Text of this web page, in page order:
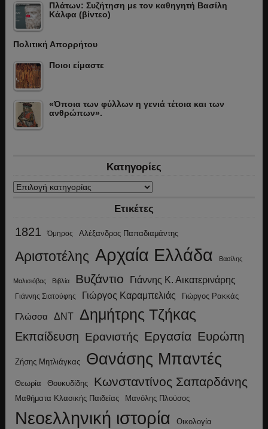
Πλάτων: Συζήτηση με τον καθηγητή Βασίλη
Κάλφα (βίντεο)
Πολιτική Απορρήτου
Ποιοι είμαστε
«Όποια των φύλλων η γενιά τέτοια και των
ανθρώπων».
Κατηγορίες
Κατηγορίες
Ετικέτες
1821 Όμηρος Αλέξανδρος Παπαδιαμάντης
Αριστοτέλης Αρχαία Ελλάδα Βασίλης
Μαλισιόβας Βιβλία Βυζάντιο Γιάννης Κ. Αικατερινάρης
Γιάννης Σιατούφης Γιώργος Καραμπελιάς Γιώργος Ρακκάς
Γλώσσα ΔΝΤ Δημήτρης Τζήκας
Εκπαίδευση Ερανιστής Εργασία Ευρώπη
Ζήσης Μητλιάγκας Θανάσης Μπαντές
Θεωρία Θουκυδίδης Κωνσταντίνος Σαπαρδάνης
Μαθήματα Κλασικής Παιδείας Μανόλης Πλούσος
Νεοελληνική ιστορία Οικολογία